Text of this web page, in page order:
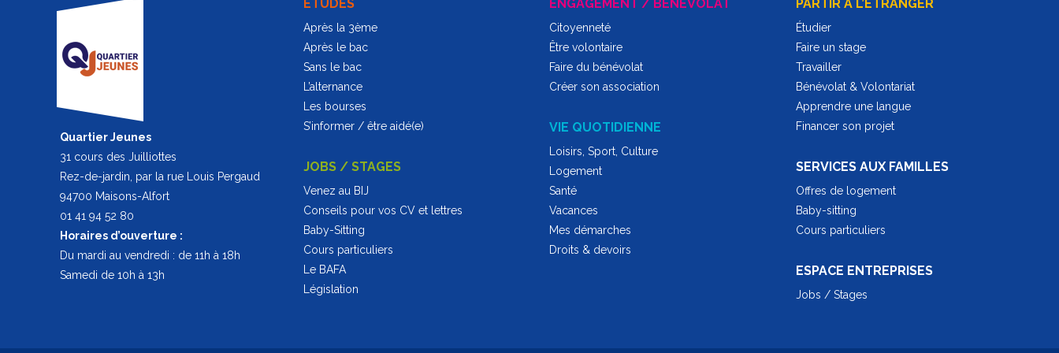
Quartier Jeunes
31 cours des Juilliottes
Rez-de-jardin, par la rue Louis Pergaud
94700 Maisons-Alfort
01 41 94 52 80
Horaires d’ouverture :
Du mardi au vendredi : de 11h à 18h
Samedi de 10h à 13h
ÉTUDES
Après la 3ème
Après le bac
Sans le bac
L’alternance
Les bourses
S’informer / être aidé(e)
JOBS / STAGES
Venez au BIJ
Conseils pour vos CV et lettres
Baby-Sitting
Cours particuliers
Le BAFA
Législation
ENGAGEMENT / BÉNÉVOLAT
Citoyenneté
Être volontaire
Faire du bénévolat
Créer son association
VIE QUOTIDIENNE
Loisirs, Sport, Culture
Logement
Santé
Vacances
Mes démarches
Droits & devoirs
PARTIR A L’ÉTRANGER
Étudier
Faire un stage
Travailler
Bénévolat & Volontariat
Apprendre une langue
Financer son projet
SERVICES AUX FAMILLES
Offres de logement
Baby-sitting
Cours particuliers
ESPACE ENTREPRISES
Jobs / Stages